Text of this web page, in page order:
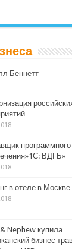
Беннетт
программного
ВДГБ»
в отеле в Москве
Nephew купила
бизнес